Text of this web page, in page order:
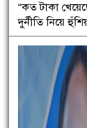
“কত টাকা
দুর্নীতি নিয়ে